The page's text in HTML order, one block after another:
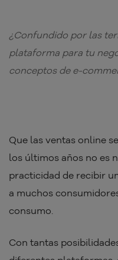
¿Confundido por las
plataforma para tu
conceptos de e-
Que las ventas online
los últimos años no es
practicidad de recibir
a muchos
consumo.
Con tantas